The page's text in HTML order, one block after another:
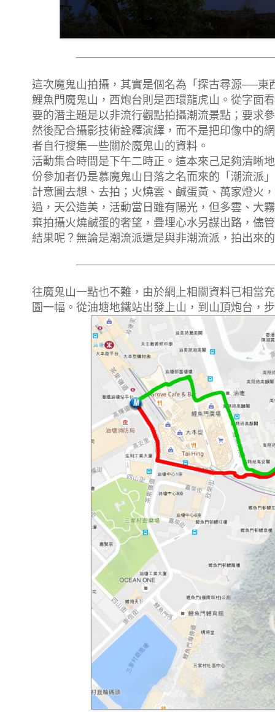
這次魔鬼山拍攝，其實是個名為「探古尋源──東
鯉魚門魔鬼山，西炮台則是西環龍虎山。從字面
要的潛主題是以非流行觀點拍攝潮流景點；要求
然後配合攝影技術詮釋演繹，而不是把印像中的
者自行搜集一些關於魔鬼山的資料。
活動集合時間是下午二時正。這本來己足夠清晰
份參加者仍是慕魔鬼山日落之名而來的「潮流派
計意圖去想、去拍；火燒雲、鹹蛋黃、萬家燈火
過，天公造美，活動當日雖有陽光，但多雲、大
棄拍攝火燒鹹蛋的奢望，疊埋心水另謀出路，儘
結果呢？無論是潮流派還是與非潮流派，拍出來
往魔鬼山一點也不難，由於網上相關資料已相當
圖一幅。從油塘地鐵站出發上山，到山頂炮台，